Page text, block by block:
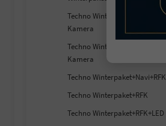
Techno Winterpaket+360°
Kamera
Techno Winterpaket+360°-
Kamera
Techno Winterpaket+Navi+RFK
Techno Winterpaket+RFK
Techno Winterpaket+RFK+LED